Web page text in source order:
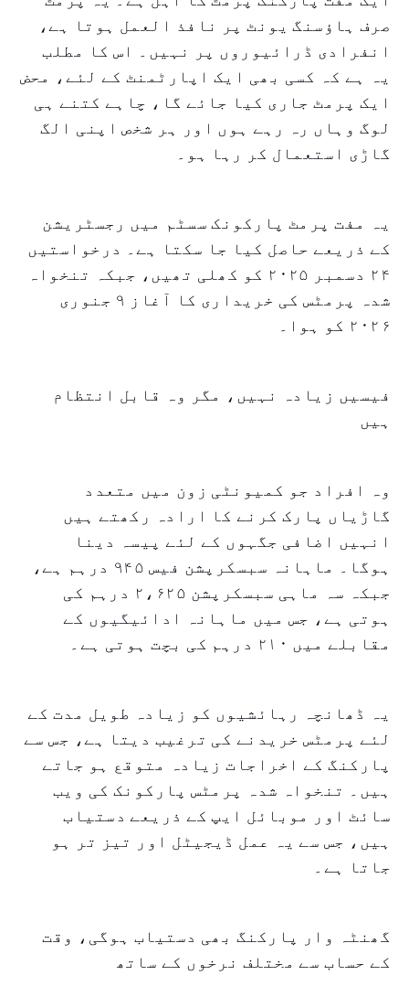
صرف ہاؤسنگ یونٹ پر نافذ العمل ہوتا ہے،
انفرادی ڈرائیوروں پر نہیں۔ اس کا مطلب
یہ ہے کہ کسی بھی ایک اپارٹمنٹ کے لئے، محض
ایک پرمٹ جاری کیا جائے گا، چاہے کتنے ہی
لوگ وہاں رہ رہے ہوں اور ہر شخص اپنی الگ
گاڑی استعمال کر رہا ہو۔
یہ مفت پرمٹ پارکونک سسٹم میں رجسٹریشن
کے ذریعے حاصل کیا جا سکتا ہے۔ درخواستیں
۲۴ دسمبر ۲۰۲۵ کو کھلی تھیں، جبکہ تنخواہ
شدہ پرمٹس کی خریداری کا آغاز ۹ جنوری
۲۰۲۶ کو ہوا۔
فیسیں زیادہ نہیں، مگر وہ قابل انتظام
ہیں
وہ افراد جو کمیونٹی زون میں متعدد
گاڑیاں پارک کرنے کا ارادہ رکھتے ہیں
انہیں اضافی جگہوں کے لئے پیسہ دینا
ہوگا۔ ماہانہ سبسکرپشن فیس ۹۴۵ درہم ہے،
جبکہ سہ ماہی سبسکرپشن ۲،۶۲۵ درہم کی
ہوتی ہے، جس میں ماہانہ ادائیگیوں کے
مقابلے میں ۲۱۰ درہم کی بچت ہوتی ہے۔
یہ ڈھانچہ رہائشیوں کو زیادہ طویل مدت کے
لئے پرمٹس خریدنے کی ترغیب دیتا ہے، جس سے
پارکنگ کے اخراجات زیادہ متوقع ہو جاتے
ہیں۔ تنخواہ شدہ پرمٹس پارکونک کی ویب
سائٹ اور موبائل ایپ کے ذریعے دستیاب
ہیں، جس سے یہ عمل ڈیجیٹل اور تیز تر ہو
جاتا ہے۔
گھنٹہ وار پارکنگ بھی دستیاب ہوگی، وقت
کے حساب سے مختلف نرخوں کے ساتھ